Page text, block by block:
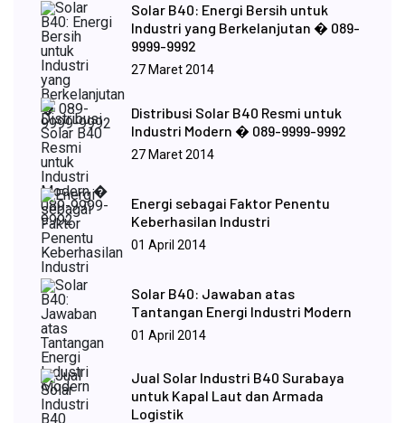
Solar B40: Energi Bersih untuk
Industri yang Berkelanjutan � 089-
9999-9992
27 Maret 2014
Distribusi Solar B40 Resmi untuk
Industri Modern � 089-9999-9992
27 Maret 2014
Energi sebagai Faktor Penentu
Keberhasilan Industri
01 April 2014
Solar B40: Jawaban atas
Tantangan Energi Industri Modern
01 April 2014
Jual Solar Industri B40 Surabaya
untuk Kapal Laut dan Armada
Logistik